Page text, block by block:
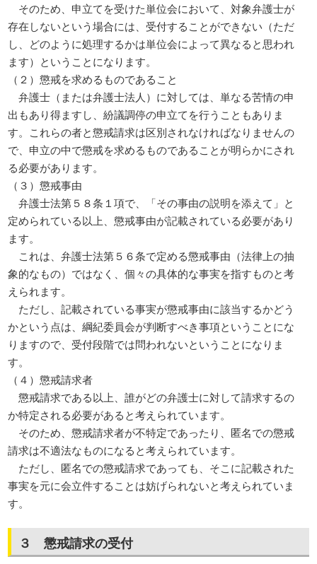
そのため、申立てを受けた単位会において、対象弁護士が
存在しないという場合には、受付することができない（ただ
し、どのように処理するかは単位会によって異なると思われ
ます）ということになります。
（２）懲戒を求めるものであること
弁護士（または弁護士法人）に対しては、単なる苦情の申
出もあり得ますし、紛議調停の申立てを行うこともありま
す。これらの者と懲戒請求は区別されなければなりませんの
で、申立の中で懲戒を求めるものであることが明らかにされ
る必要があります。
（３）懲戒事由
弁護士法第５８条１項で、「その事由の説明を添えて」と
定められている以上、懲戒事由が記載されている必要があり
ます。
これは、弁護士法第５６条で定める懲戒事由（法律上の抽
象的なもの）ではなく、個々の具体的な事実を指すものと考
えられます。
ただし、記載されている事実が懲戒事由に該当するかどう
かという点は、綱紀委員会が判断すべき事項ということにな
りますので、受付段階では問われないということになりま
す。
（４）懲戒請求者
懲戒請求である以上、誰がどの弁護士に対して請求するの
か特定される必要があると考えられています。
そのため、懲戒請求者が不特定であったり、匿名での懲戒
請求は不適法なものになると考えられています。
ただし、匿名での懲戒請求であっても、そこに記載された
事実を元に会立件することは妨げられないと考えられていま
す。
３ 懲戒請求の受付